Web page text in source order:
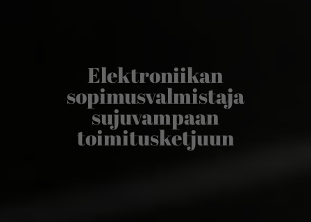
Elektroniikan
sopimusvalmistaja
sujuvampaan
toimitusketjuun